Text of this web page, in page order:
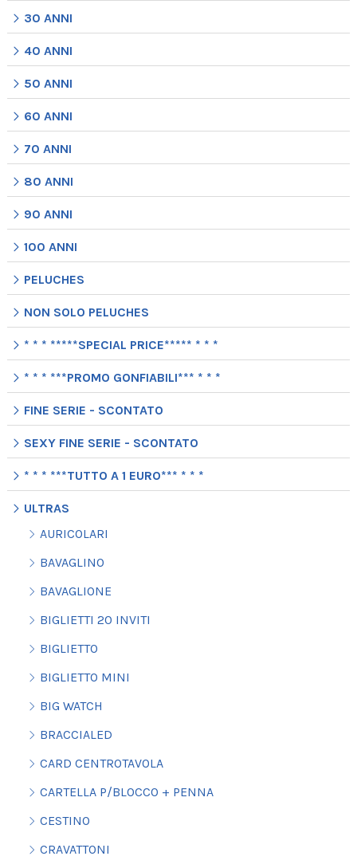
30 ANNI
40 ANNI
50 ANNI
60 ANNI
70 ANNI
80 ANNI
90 ANNI
100 ANNI
PELUCHES
NON SOLO PELUCHES
* * * *****SPECIAL PRICE***** * * *
* * * ***PROMO GONFIABILI*** * * *
FINE SERIE - SCONTATO
SEXY FINE SERIE - SCONTATO
* * * ***TUTTO A 1 EURO*** * * *
ULTRAS
AURICOLARI
BAVAGLINO
BAVAGLIONE
BIGLIETTI 20 INVITI
BIGLIETTO
BIGLIETTO MINI
BIG WATCH
BRACCIALED
CARD CENTROTAVOLA
CARTELLA P/BLOCCO + PENNA
CESTINO
CRAVATTONI